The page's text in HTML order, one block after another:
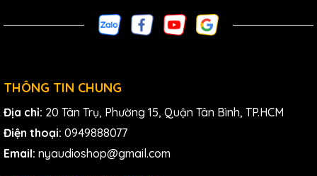
THÔNG TIN CHUNG
Địa chỉ: 20 Tân Trụ, Phường 15, Quận Tân Bình, TP.HCM
Điện thoại: 0949888077
Email: nyaudioshop@gmail.com